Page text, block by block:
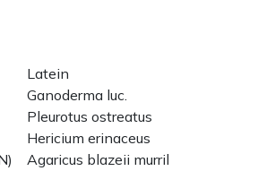
Latein
Ganoderma luc.
Pleurotus ostreatus
Hericium erinaceus
Agaricus blazeii murril